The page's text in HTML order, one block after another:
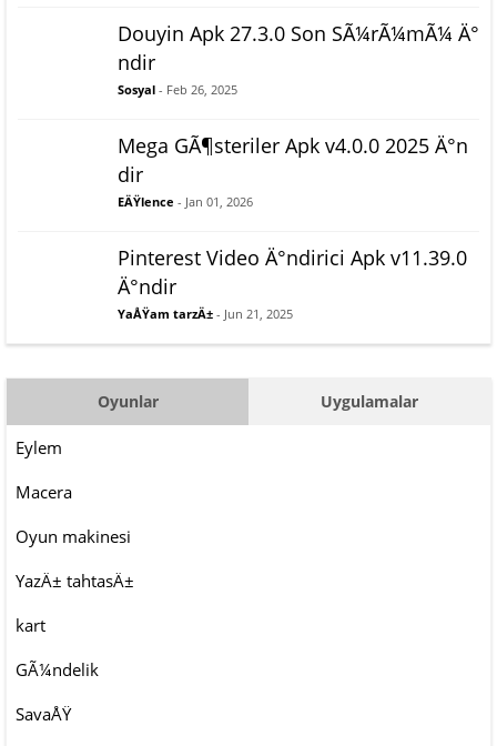
Douyin Apk 27.3.0 Son SÃ¼rÃ¼mÃ¼ Ä°
ndir
Sosyal - Feb 26, 2025
Mega GÃ¶steriler Apk v4.0.0 2025 Ä°n
dir
EÄŸlence - Jan 01, 2026
Pinterest Video Ä°ndirici Apk v11.39.0
Ä°ndir
YaÅŸam tarzÄ± - Jun 21, 2025
Oyunlar Uygulamalar
Eylem
Macera
Oyun makinesi
YazÄ± tahtasÄ±
kart
GÃ¼ndelik
SavaÅŸ